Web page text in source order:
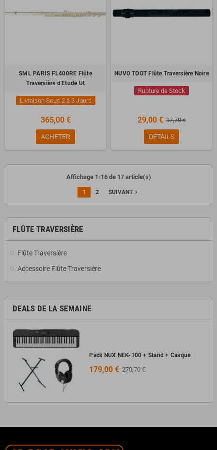
FLÛTE TRAVERSIÈRE
Flûte Traversière
Accessoire Flûte Traversière
DEALS DE LA SEMAINE
Pack NUX NEK-100 + Stand + Casque
179,00 € 270,70 €
SML PARIS FL400RE Flûte
Traversière d'Etude Ut
Livraison Sous 2 à 3 Jours
365,00 €
ACHETER
NUVO TOOT Flûte Traversière Noire
Rupture de Stock
29,00 € 37,70 €
DÉTAILS
Affichage 1-16 de 17 article(s)
1 2 SUIVANT navigate_next